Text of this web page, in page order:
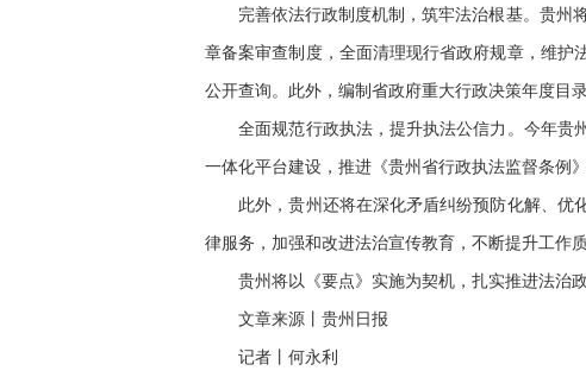
完善依法行政制度机制，筑牢法治根基。贵州将
章备案审查制度，全面清理现行省政府规章，维护
公开查询。此外，编制省政府重大行政决策年度目
全面规范行政执法，提升执法公信力。今年贵州
一体化平台建设，推进《贵州省行政执法监督条例
此外，贵州还将在深化矛盾纠纷预防化解、优化
律服务，加强和改进法治宣传教育，不断提升工作质
贵州将以《要点》实施为契机，扎实推进法治政
文章来源丨贵州日报
记者丨何永利